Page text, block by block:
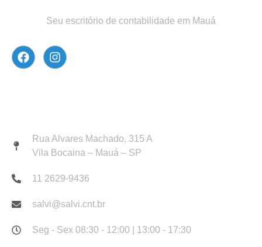
Seu escritório de contabilidade em Mauá
Rua Alvares Machado, 315 A
Vila Bocaina – Mauá – SP
11 2629-9436
salvi@salvi.cnt.br
Seg - Sex 08:30 - 12:00 | 13:00 - 17:30